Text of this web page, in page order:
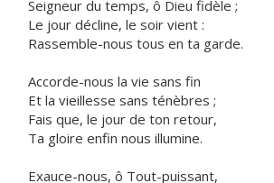
Seigneur du temps, ô Dieu fidèle ;
Le jour décline, le soir vient :
Rassemble-nous tous en ta garde.
Accorde-nous la vie sans fin
Et la vieillesse sans ténèbres ;
Fais que, le jour de ton retour,
Ta gloire enfin nous illumine.
Exauce-nous, ô Tout-puissant,